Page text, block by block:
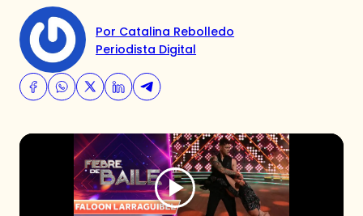
Por Catalina Rebolledo
Periodista Digital
Programas
Club De La Comedia